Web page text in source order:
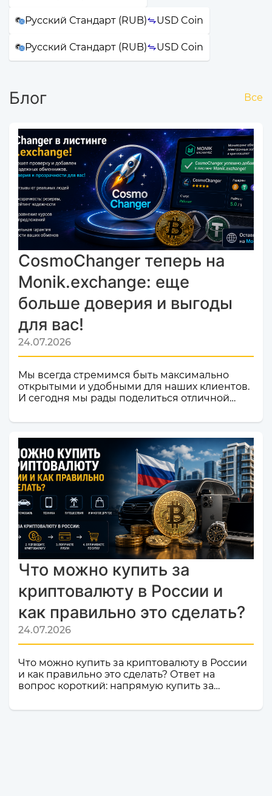
Русский Стандарт (RUB) USD Coin
Русский Стандарт (RUB) USD Coin
Блог Все
CosmoChanger теперь на
Monik.exchange: еще
больше доверия и выгоды
для вас!
24.07.2026
Мы всегда стремимся быть максимально
открытыми и удобными для наших клиентов.
И сегодня мы рады поделиться отличной
валют и криптовалют CosmoChanger
официально добавлен в листинг
мониторинга обменников
Monik.exchange.Что это значит для вас?
Только плюсы! Мы делаем всё, чтобы каждый
ваш обмен был быстрым, безопасным и
комфортным.Почему это важное событие?
Попадание в список надежных платформ на
Monik.exchange — это знак каче...
Что можно купить за
криптовалюту в России и
как правильно это сделать?
24.07.2026
Что можно купить за криптовалюту в России
и как правильно это сделать? Ответ на
вопрос короткий: напрямую купить за
нельзя. Российское законодательство не